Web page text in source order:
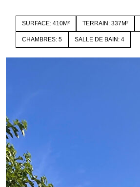
SURFACE: 410M² TERRAIN: 337M²
CHAMBRES: 5 SALLE DE BAIN: 4